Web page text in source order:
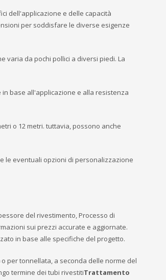
dell'applicazione e delle capacità
per soddisfare le diverse esigenze
varia da pochi pollici a diversi piedi. La
base all'applicazione e alla resistenza
o 12 metri. tuttavia, possono anche
le eventuali opzioni di personalizzazione
del rivestimento, Processo di
sui prezzi accurate e aggiornate.
in base alle specifiche del progetto.
per tonnellata, a seconda delle norme del
termine dei tubi rivestitiTrattamento